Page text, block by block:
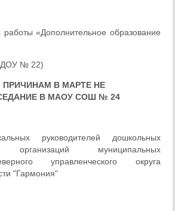
«Дополнительное образование
№ 22)
ПРИЧИНАМ В МАРТЕ НЕ
В МАОУ СОШ № 24
руководителей дошкольных
организаций муниципальных
управленческого округа
"Гармония"